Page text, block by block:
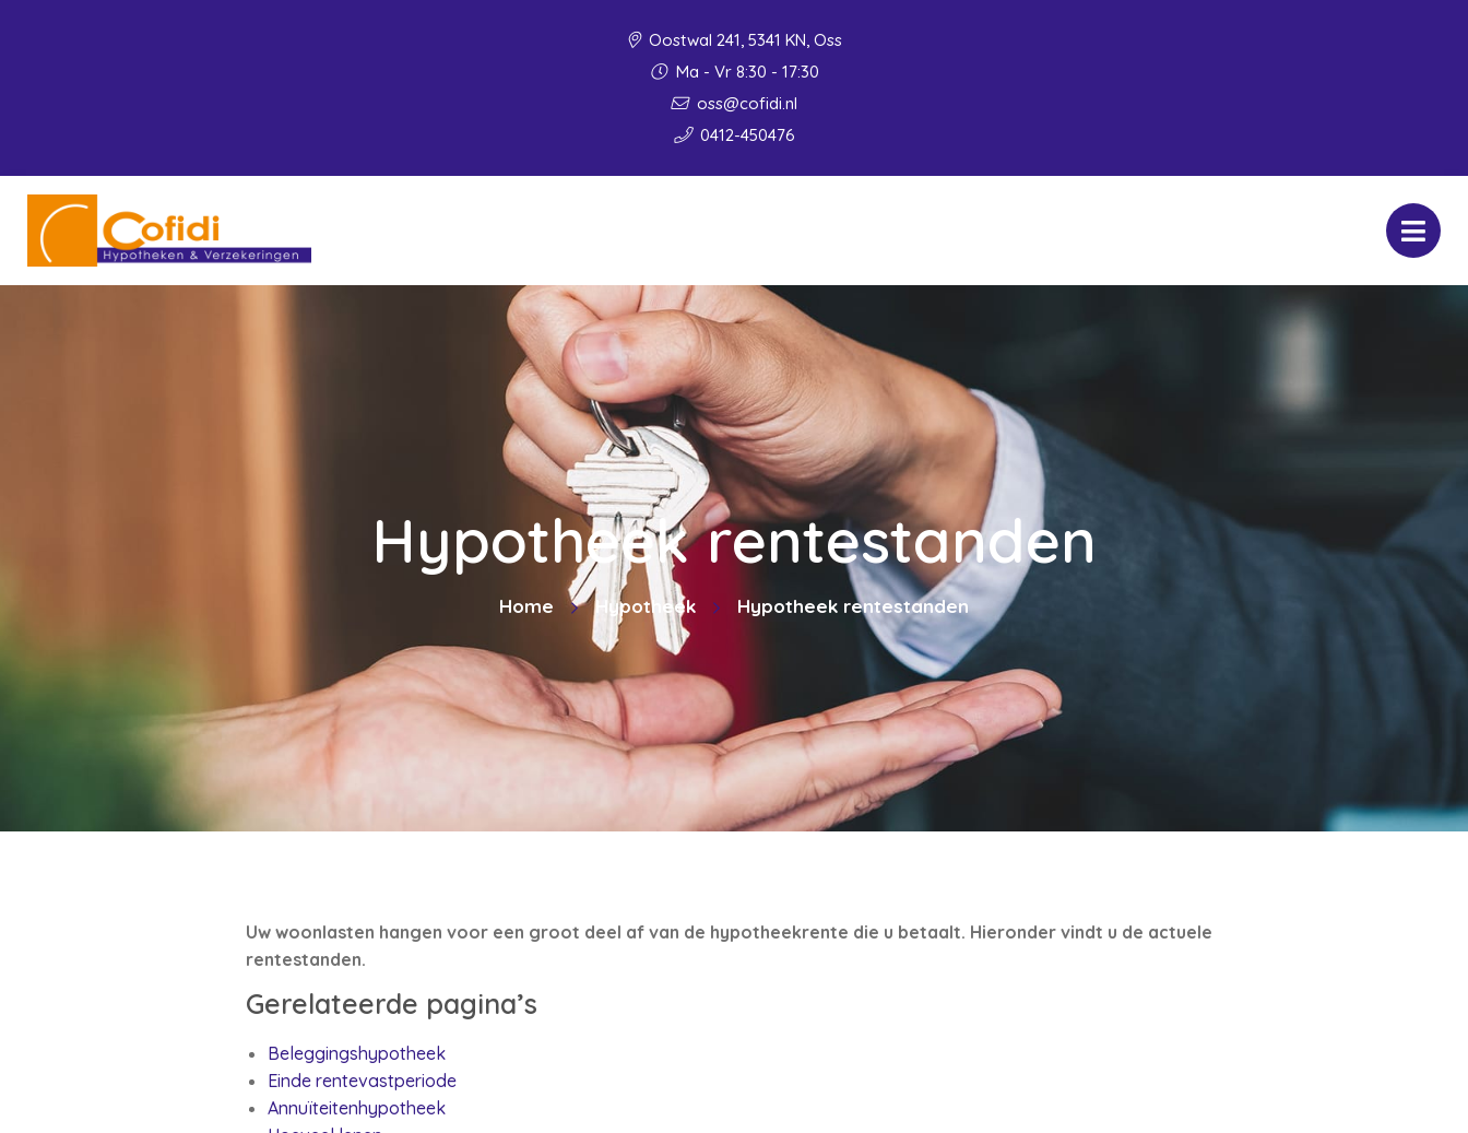
Oostwal 241, 5341 KN, Oss
Ma - Vr 8:30 - 17:30
oss@cofidi.nl
0412-450476
Hypotheek rentestanden
Home Hypotheek Hypotheek rentestanden
Uw woonlasten hangen voor een groot deel af van de hypotheekrente die u betaalt. Hieronder vindt u de actuele
rentestanden.
Gerelateerde pagina’s
Beleggingshypotheek
Einde rentevastperiode
Annuïteitenhypotheek